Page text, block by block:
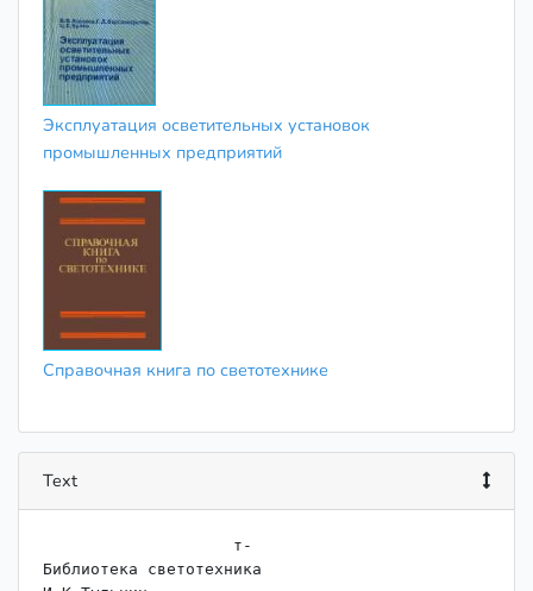
Эксплуатация осветительных установок
промышленных предприятий
Справочная книга по светотехнике
Text
Библиотека светотехника